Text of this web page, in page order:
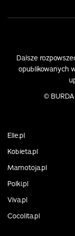
Dalsze
opublikowanych
©
Elle.pl
Kobieta.pl
Mamotoja.pl
Polki.pl
Viva.pl
Cocolita.pl